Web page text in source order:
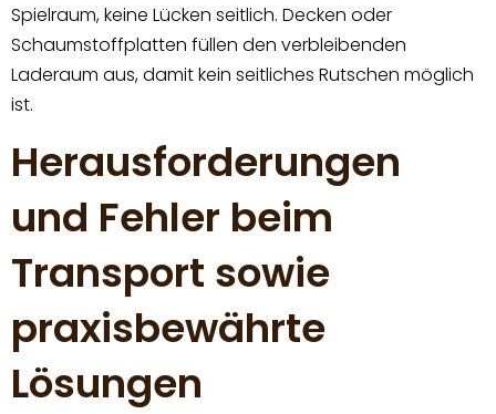
Spielraum, keine Lücken seitlich. Decken oder
Schaumstoffplatten füllen den verbleibenden
Laderaum aus, damit kein seitliches Rutschen möglich
ist.
Herausforderungen
und Fehler beim
Transport sowie
praxisbewährte
Lösungen